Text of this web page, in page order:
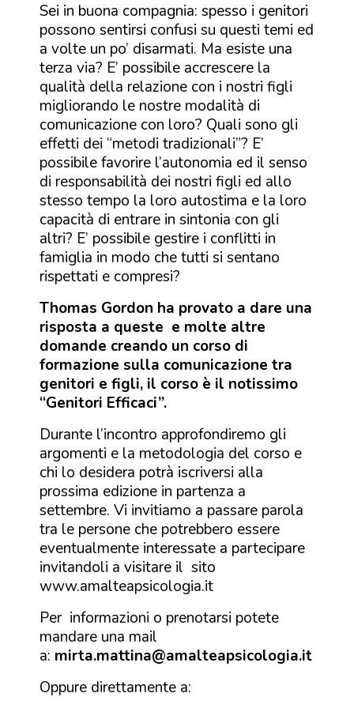
Sei in buona compagnia: spesso i genitori
possono sentirsi confusi su questi temi ed
a volte un po’ disarmati. Ma esiste una
terza via? E’ possibile accrescere la
qualità della relazione con i nostri figli
migliorando le nostre modalità di
comunicazione con loro? Quali sono gli
effetti dei “metodi tradizionali”? E’
possibile favorire l’autonomia ed il senso
di responsabilità dei nostri figli ed allo
stesso tempo la loro autostima e la loro
capacità di entrare in sintonia con gli
altri? E’ possibile gestire i conflitti in
famiglia in modo che tutti si sentano
rispettati e compresi?
Thomas Gordon ha provato a dare una
risposta a queste e molte altre
domande creando un corso di
formazione sulla comunicazione tra
genitori e figli, il corso è il notissimo
“Genitori Efficaci”.
Durante l’incontro approfondiremo gli
argomenti e la metodologia del corso e
chi lo desidera potrà iscriversi alla
prossima edizione in partenza a
settembre. Vi invitiamo a passare parola
tra le persone che potrebbero essere
eventualmente interessate a partecipare
invitandoli a visitare il sito
www.amalteapsicologia.it
Per informazioni o prenotarsi potete
mandare una mail
a: mirta.mattina@amalteapsicologia.it
Oppure direttamente a: